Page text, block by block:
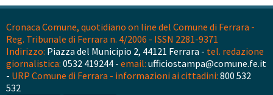
Cronaca Comune, quotidiano on line del Comune di Ferrara -
Reg. Tribunale di Ferrara n. 4/2006 - ISSN 2281-9371
Indirizzo: Piazza del Municipio 2, 44121 Ferrara - tel. redazione
giornalistica: 0532 419244 - email: ufficiostampa@comune.fe.it
- URP Comune di Ferrara - informazioni ai cittadini: 800 532
532